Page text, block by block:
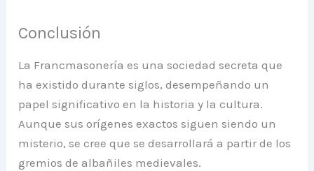
Conclusión
La Francmasonería es una sociedad secreta que
ha existido durante siglos, desempeñando un
papel significativo en la historia y la cultura.
Aunque sus orígenes exactos siguen siendo un
misterio, se cree que se desarrollará a partir de los
gremios de albañiles medievales.